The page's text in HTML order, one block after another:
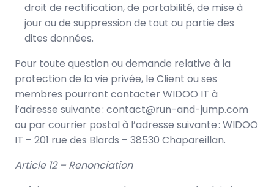
droit de rectification, de portabilité, de mise à
jour ou de suppression de tout ou partie des
dites données.
Pour toute question ou demande relative à la
protection de la vie privée, le Client ou ses
membres pourront contacter WIDOO IT à
l’adresse suivante : contact@run-and-jump.com
ou par courrier postal à l’adresse suivante : WIDOO
IT – 201 rue des Blards – 38530 Chapareillan.
Article 12 – Renonciation